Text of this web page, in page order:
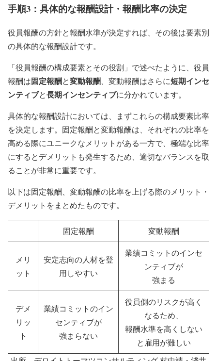
手順3：具体的な報酬設計・報酬比率の決定
役員報酬の方針と報酬水準が決定すれば、その後は要素別
の具体的な報酬設計です。
「役員報酬の構成要素とその役割」で述べたように、役員
報酬は固定報酬と変動報酬 、変動報酬はさらに短期インセ
ンティブと長期インセンティブに分かれています。
具体的な報酬設計においては、まずこれらの構成要素比率
を決定します。固定報酬と変動報酬は、それぞれの比率を
高める際にユニークなメリットがある一方で、極端な比率
にするとデメリットも発生するため、適切なバランスを取
ることが非常に重要です。
以下は固定報酬、変動報酬の比率を上げる際のメリット・
デメリットをまとめたものです。
固定報酬 変動報酬
メリ
ット
安定志向の人材を登
用しやすい
業績コミットのインセ
ンティブが
強まる
デメ
リッ
ト
業績コミットのイン
センティブが
強まらない
役員側のリスクが高く
なるため、
報酬水準を高くしない
と雇用が難しい